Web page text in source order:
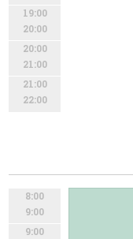
19:00
20:00
20:00
21:00
21:00
22:00
8:00
9:00
9:00